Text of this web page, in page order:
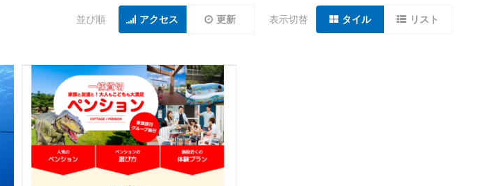
並び順 アクセス 更新 表示切替 タイル リスト